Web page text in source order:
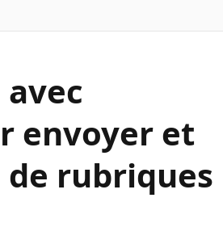
envoyer et
de rubriques